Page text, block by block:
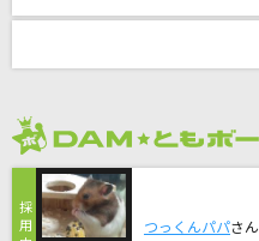
JAM
石川さゆり
つっくんパパさん